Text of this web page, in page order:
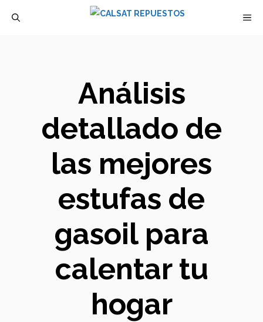
Análisis
detallado de
las mejores
estufas de
gasoil para
calentar tu
hogar